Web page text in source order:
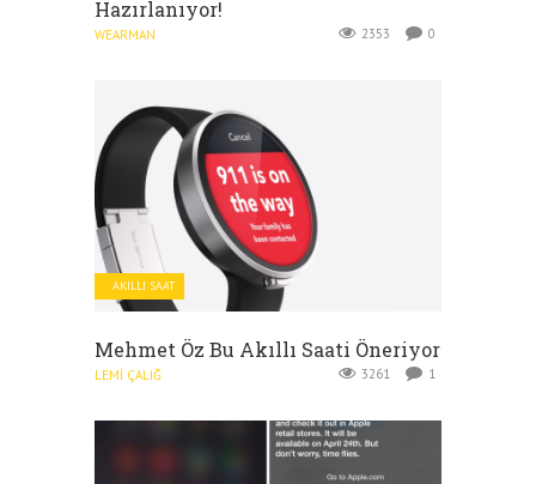
Hazırlanıyor!
WEARMAN 2353 0
AKILLI SAAT
Mehmet Öz Bu Akıllı Saati Öneriyor
LEMI ÇALIĞ 3261 1